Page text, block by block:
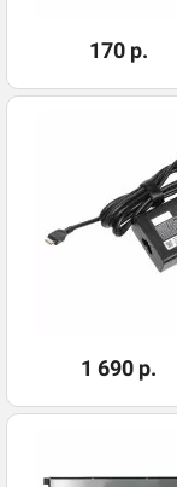
170 р.
1 690 р.